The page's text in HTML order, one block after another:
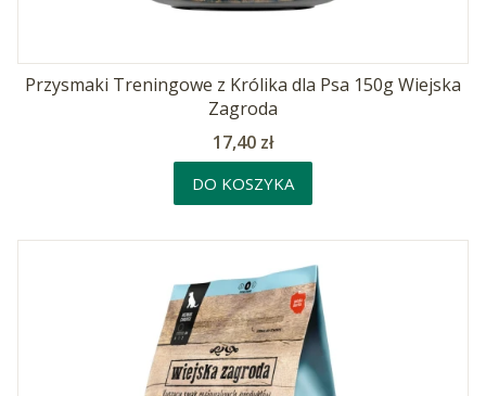
Przysmaki Treningowe z Królika dla Psa 150g Wiejska
Zagroda
Cena
17,40 zł
DO KOSZYKA